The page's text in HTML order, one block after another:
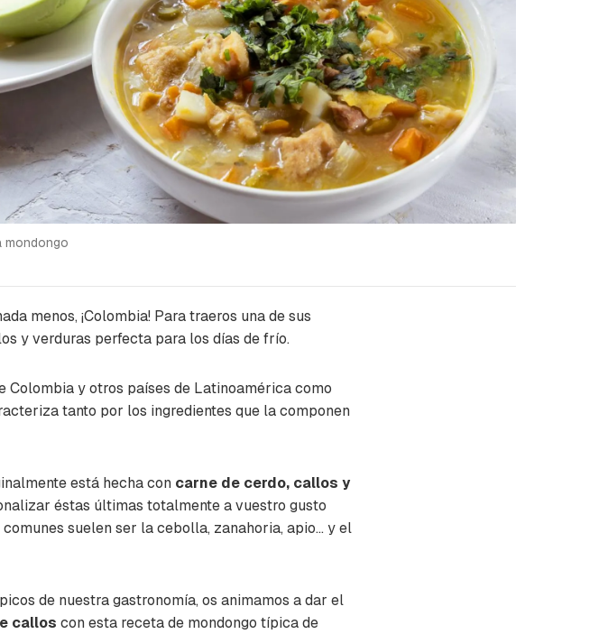
mondongo
menos, ¡Colombia! Para traeros una de sus
y verduras perfecta para los días de frío.
Colombia y otros países de Latinoamérica como
tanto por los ingredientes que la componen
está hecha con carne de cerdo, callos y
éstas últimas totalmente a vuestro gusto
suelen ser la cebolla, zanahoria, apio... y el
de nuestra gastronomía, os animamos a dar el
callos con esta receta de mondongo típica de